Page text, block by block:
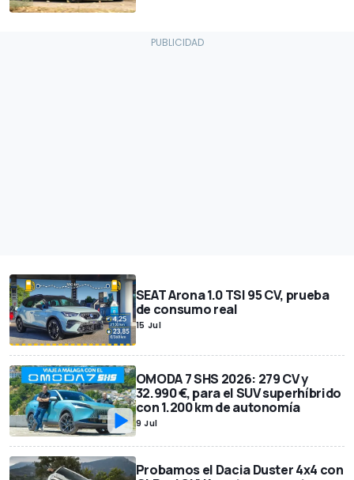
SEAT Arona 1.0 TSI 95 CV, prueba
de consumo real
15 Jul
OMODA 7 SHS 2026: 279 CV y
32.990 €, para el SUV superhíbrido
con 1.200 km de autonomía
9 Jul
Probamos el Dacia Duster 4x4 con